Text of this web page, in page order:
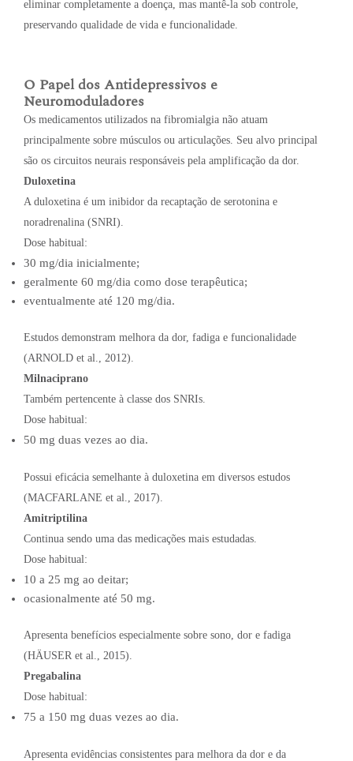
eliminar completamente a doença, mas mantê-la sob controle,
preservando qualidade de vida e funcionalidade.
O Papel dos Antidepressivos e
Neuromoduladores
Os medicamentos utilizados na fibromialgia não atuam
principalmente sobre músculos ou articulações. Seu alvo principal
são os circuitos neurais responsáveis pela amplificação da dor.
Duloxetina
A duloxetina é um inibidor da recaptação de serotonina e
noradrenalina (SNRI).
Dose habitual:
30 mg/dia inicialmente;
geralmente 60 mg/dia como dose terapêutica;
eventualmente até 120 mg/dia.
Estudos demonstram melhora da dor, fadiga e funcionalidade
(ARNOLD et al., 2012).
Milnaciprano
Também pertencente à classe dos SNRIs.
Dose habitual:
50 mg duas vezes ao dia.
Possui eficácia semelhante à duloxetina em diversos estudos
(MACFARLANE et al., 2017).
Amitriptilina
Continua sendo uma das medicações mais estudadas.
Dose habitual:
10 a 25 mg ao deitar;
ocasionalmente até 50 mg.
Apresenta benefícios especialmente sobre sono, dor e fadiga
(HÄUSER et al., 2015).
Pregabalina
Dose habitual:
75 a 150 mg duas vezes ao dia.
Apresenta evidências consistentes para melhora da dor e da